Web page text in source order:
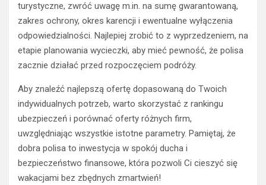
turystyczne, zwróć uwagę m.in. na sumę gwarantowaną,
zakres ochrony, okres karencji i ewentualne wyłączenia
odpowiedzialności. Najlepiej zrobić to z wyprzedzeniem, na
etapie planowania wycieczki, aby mieć pewność, że polisa
zacznie działać przed rozpoczęciem podróży.
Aby znaleźć najlepszą ofertę dopasowaną do Twoich
indywidualnych potrzeb, warto skorzystać z rankingu
ubezpieczeń i porównać oferty różnych firm,
uwzględniając wszystkie istotne parametry. Pamiętaj, że
dobra polisa to inwestycja w spokój ducha i
bezpieczeństwo finansowe, która pozwoli Ci cieszyć się
wakacjami bez zbędnych zmartwień!